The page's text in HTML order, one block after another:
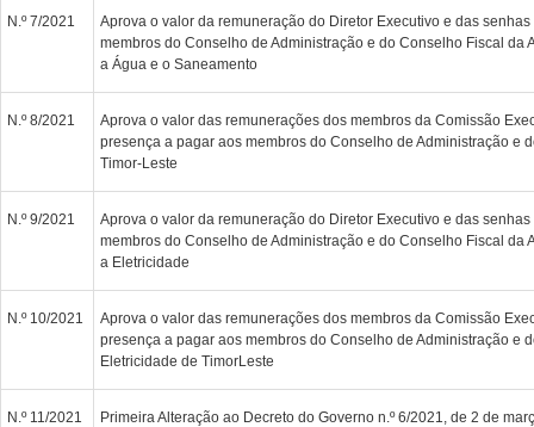
N.º 7/2021
Aprova o valor da remuneração do Diretor Executivo e das
membros do Conselho de Administração e do Conselho Fiscal da
a Água e o Saneamento
N.º 8/2021
Aprova o valor das remunerações dos membros da Comissão
presença a pagar aos membros do Conselho de Administração e
Timor-Leste
N.º 9/2021
Aprova o valor da remuneração do Diretor Executivo e das
membros do Conselho de Administração e do Conselho Fiscal da
a Eletricidade
N.º 10/2021
Aprova o valor das remunerações dos membros da Comissão
presença a pagar aos membros do Conselho de Administração e
Eletricidade de TimorLeste
N.º 11/2021
Primeira Alteração ao Decreto do Governo n.º 6/2021, de 2 de